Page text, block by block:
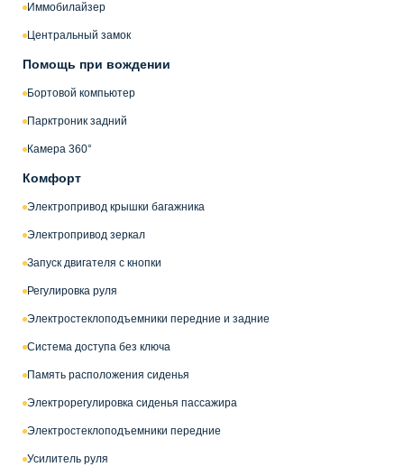
Иммобилайзер
Центральный замок
Помощь при вождении
Бортовой компьютер
Парктроник задний
Камера 360°
Комфорт
Электропривод крышки багажника
Электропривод зеркал
Запуск двигателя с кнопки
Регулировка руля
Электростеклоподъемники передние и задние
Система доступа без ключа
Память расположения сиденья
Электрорегулировка сиденья пассажира
Электростеклоподъемники передние
Усилитель руля